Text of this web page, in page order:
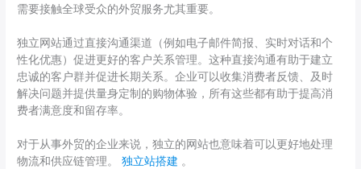
需要接触全球受众的外贸服务尤其重要。
独立网站通过直接沟通渠道（例如电子邮件简报、实时对话和个
性化优惠）促进更好的客户关系管理。这种直接沟通有助于建立
忠诚的客户群并促进长期关系。企业可以收集消费者反馈、及时
解决问题并提供量身定制的购物体验，所有这些都有助于提高消
费者满意度和留存率。
对于从事外贸的企业来说，独立的网站也意味着可以更好地处理
物流和供应链管理。独立站搭建 。